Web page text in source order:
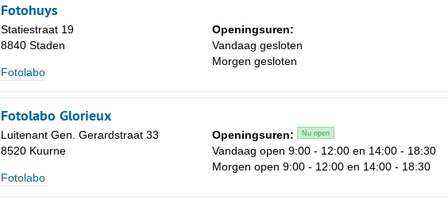
Fotohuys
Statiestraat 19
8840 Staden
Fotolabo
Openingsuren:
Vandaag gesloten
Morgen gesloten
Fotolabo Glorieux
Luitenant Gen. Gerardstraat 33
8520 Kuurne
Fotolabo
Openingsuren: Nu open
Vandaag open 9:00 - 12:00 en 14:00 - 18:30
Morgen open 9:00 - 12:00 en 14:00 - 18:30